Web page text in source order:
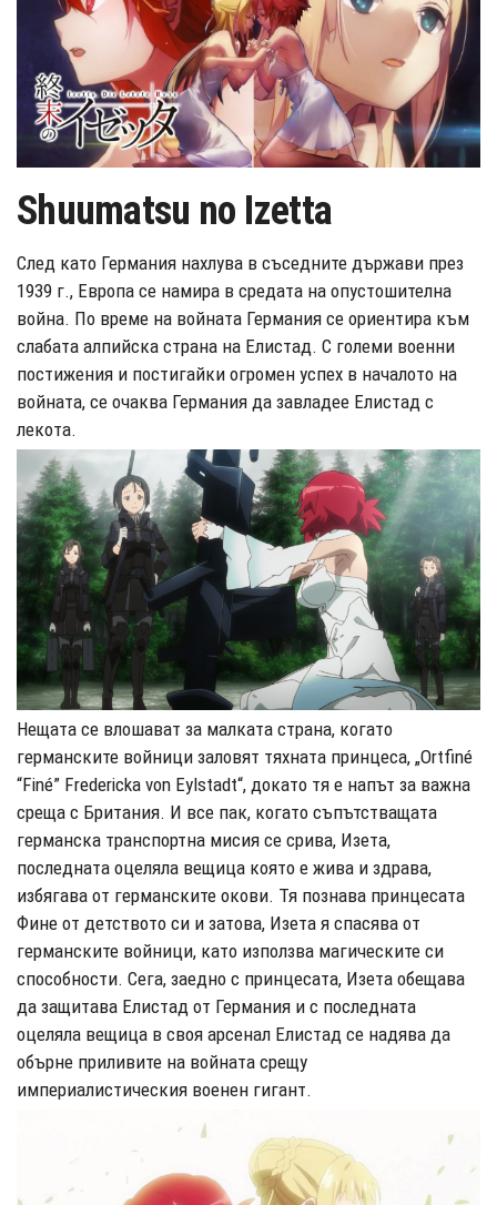
Shuumatsu no Izetta
След като Германия нахлува в съседните държави през
1939 г., Европа се намира в средата на опустошителна
война. По време на войната Германия се ориентира към
слабата алпийска страна на Елистад. С големи военни
постижения и постигайки огромен успех в началото на
войната, се очаква Германия да завладее Елистад с
лекота.
Нещата се влошават за малката страна, когато
германските войници заловят тяхната принцеса, „Ortfiné
“Finé” Fredericka von Eylstadt“, докато тя е напът за важна
среща с Британия. И все пак, когато съпътстващата
германска транспортна мисия се срива, Изета,
последната оцеляла вещица която е жива и здрава,
избягава от германските окови. Тя познава принцесата
Фине от детството си и затова, Изета я спасява от
германските войници, като използва магическите си
способности. Сега, заедно с принцесата, Изета обещава
да защитава Елистад от Германия и с последната
оцеляла вещица в своя арсенал Елистад се надява да
обърне приливите на войната срещу
империалистическия военен гигант.